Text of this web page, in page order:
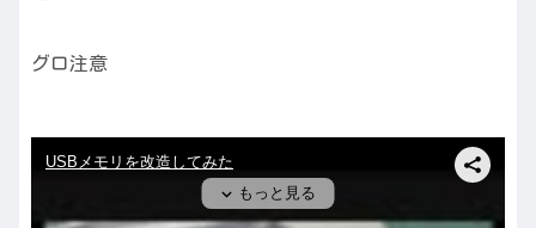
グロ注意